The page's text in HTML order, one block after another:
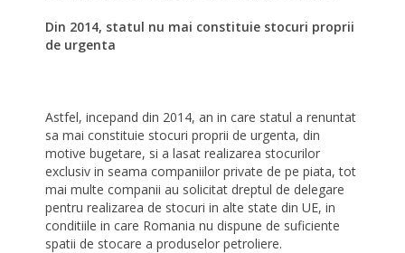
Din 2014, statul nu mai constituie stocuri proprii
de urgenta
Astfel, incepand din 2014, an in care statul a renuntat
sa mai constituie stocuri proprii de urgenta, din
motive bugetare, si a lasat realizarea stocurilor
exclusiv in seama companiilor private de pe piata, tot
mai multe companii au solicitat dreptul de delegare
pentru realizarea de stocuri in alte state din UE, in
conditiile in care Romania nu dispune de suficiente
spatii de stocare a produselor petroliere.